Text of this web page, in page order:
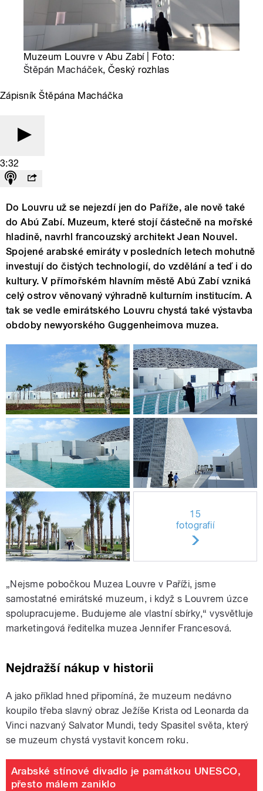
Muzeum Louvre v Abu Zabí | Foto:
Štěpán Macháček, Český rozhlas
Zápisník Štěpána Macháčka
3:32
Do Louvru už se nejezdí jen do Paříže, ale nově také
do Abú Zabí. Muzeum, které stojí částečně na mořské
hladině, navrhl francouzský architekt Jean Nouvel.
Spojené arabské emiráty v posledních letech mohutně
investují do čistých technologií, do vzdělání a teď i do
kultury. V přímořském hlavním městě Abú Zabí vzniká
celý ostrov věnovaný výhradně kulturním institucím. A
tak se vedle emirátského Louvru chystá také výstavba
obdoby newyorského Guggenheimova muzea.
15
fotografií
„Nejsme pobočkou Muzea Louvre v Paříži, jsme
samostatné emirátské muzeum, i když s Louvrem úzce
spolupracujeme. Budujeme ale vlastní sbírky,“ vysvětluje
marketingová ředitelka muzea Jennifer Francesová.
Nejdražší nákup v historii
A jako příklad hned připomíná, že muzeum nedávno
koupilo třeba slavný obraz Ježíše Krista od Leonarda da
Vinci nazvaný Salvator Mundi, tedy Spasitel světa, který
se muzeum chystá vystavit koncem roku.
Arabské stínové divadlo je památkou UNESCO,
přesto málem zaniklo